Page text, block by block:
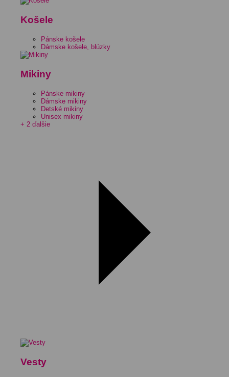
Košele
Pánske košele
Dámske košele, blúzky
Mikiny
Pánske mikiny
Dámske mikiny
Detské mikiny
Unisex mikiny
+ 2 ďalšie
Vesty